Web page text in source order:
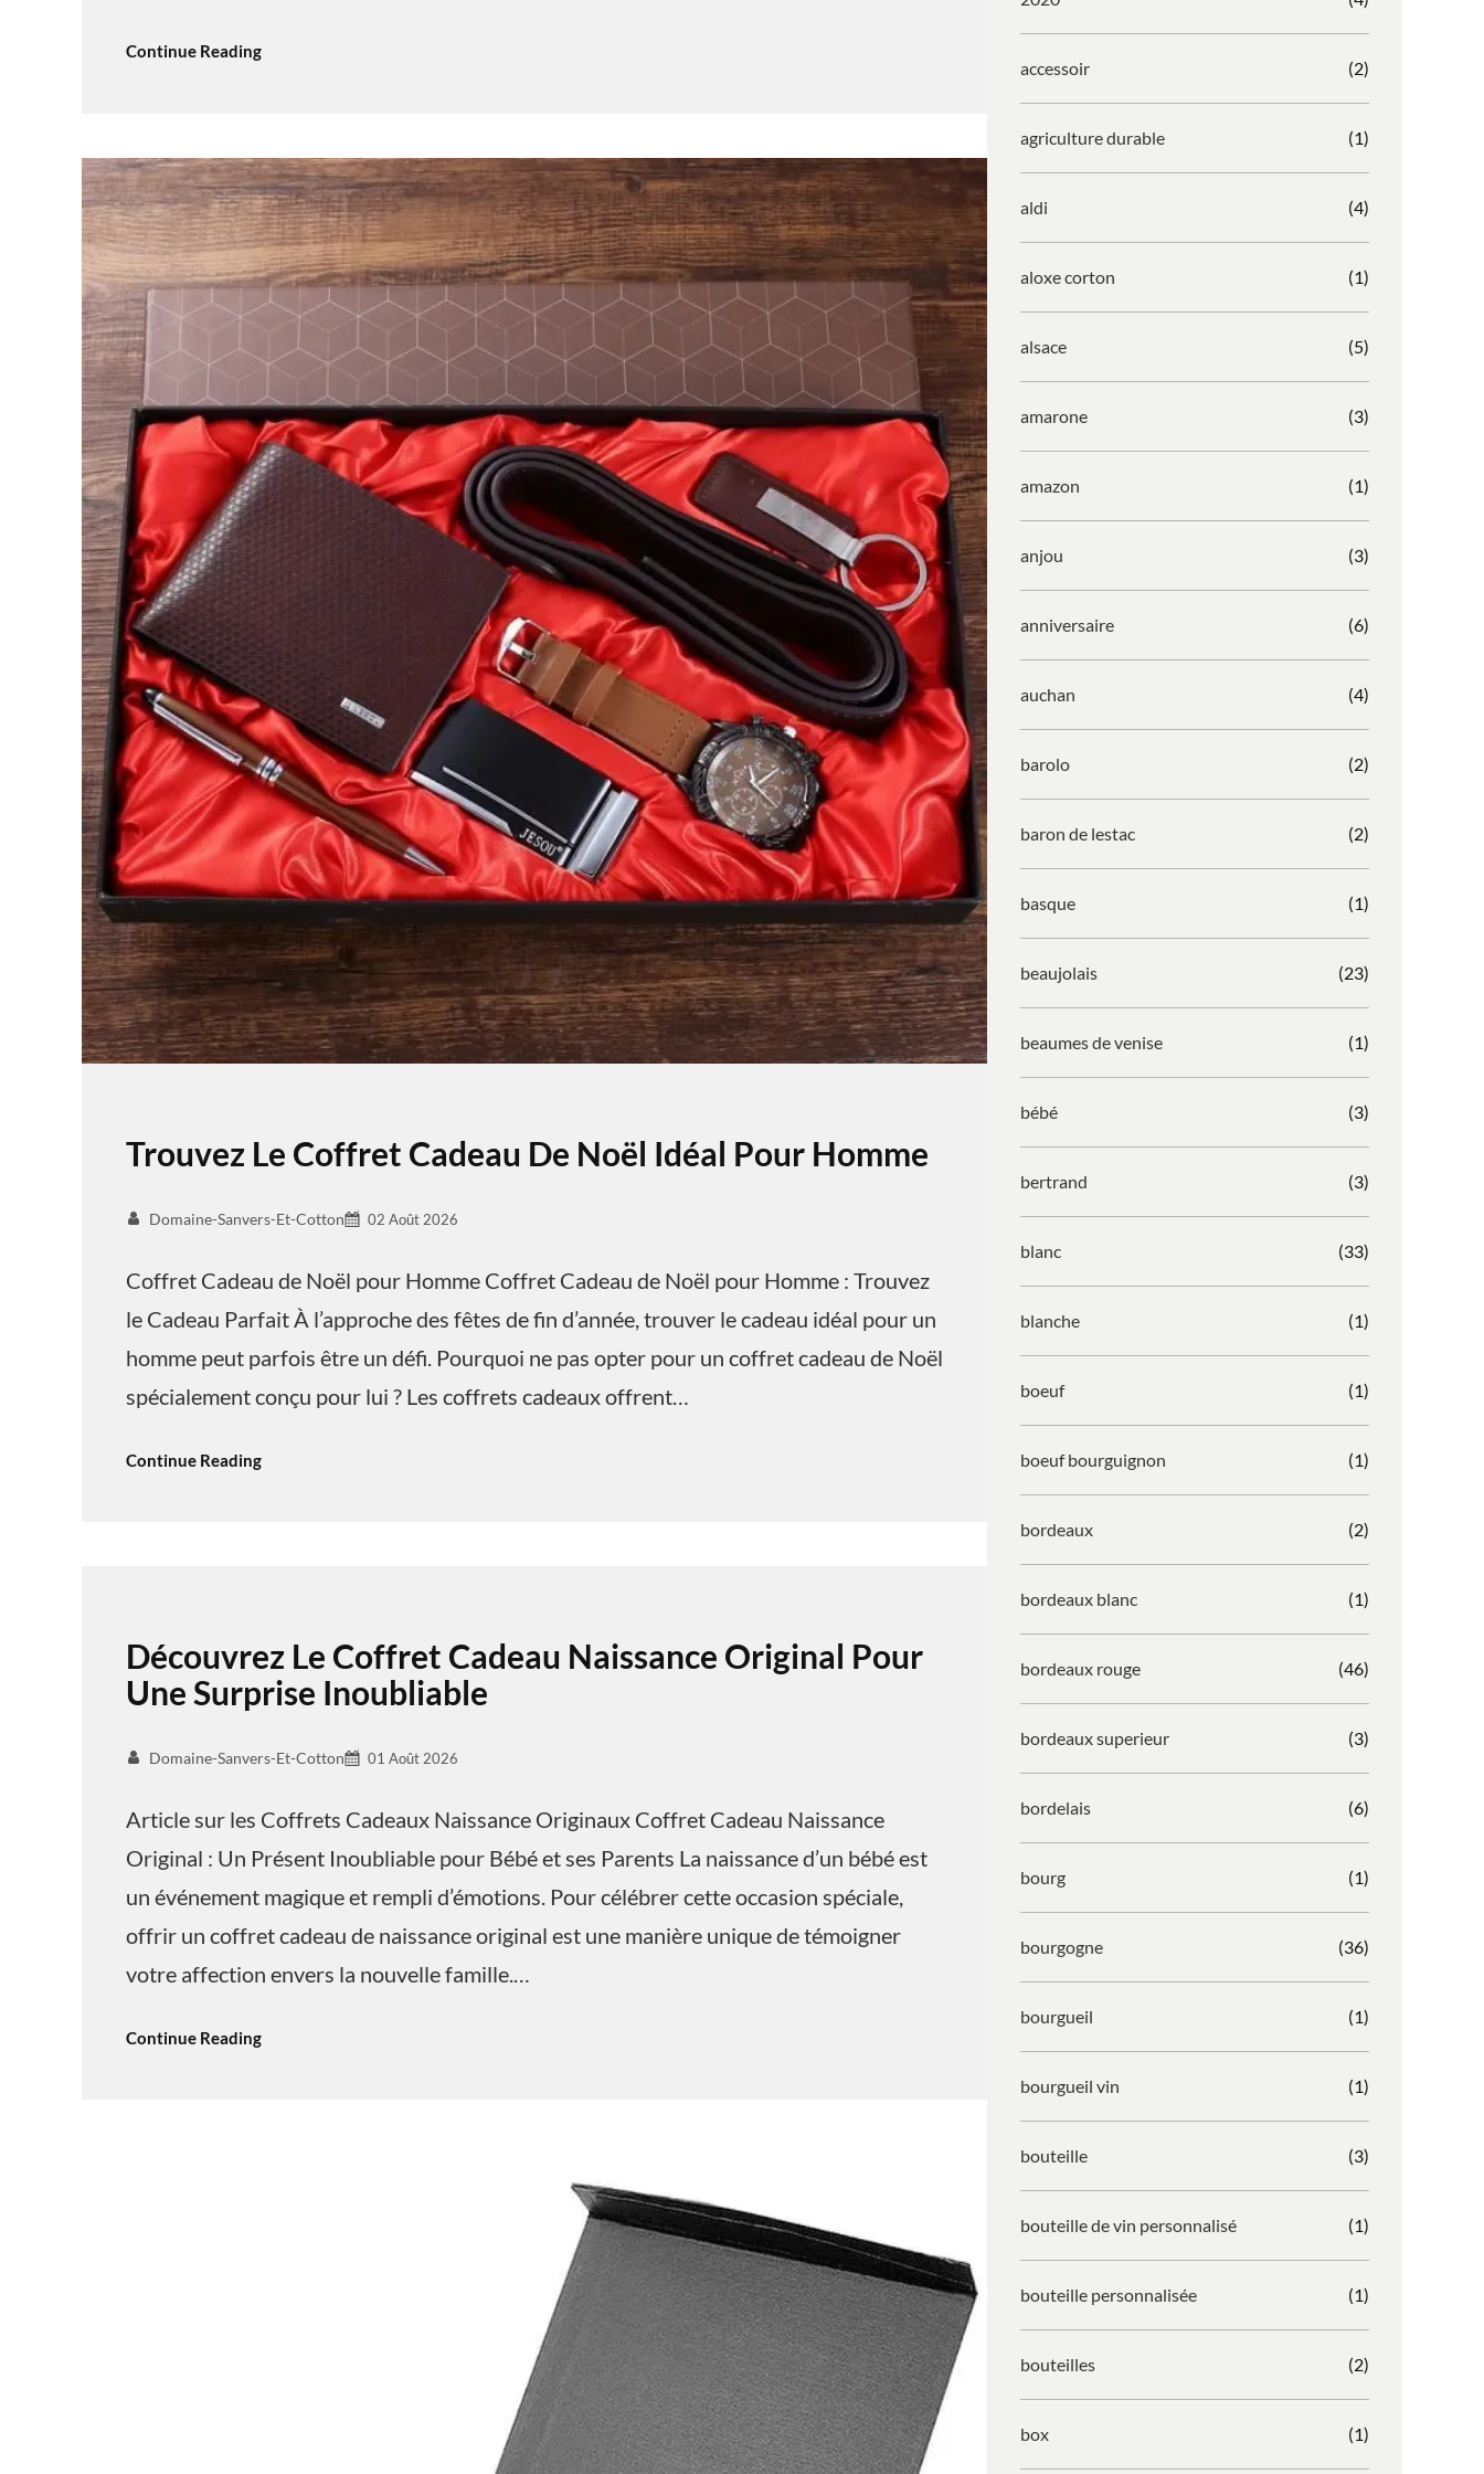
Continue Reading
Trouvez Le Coffret Cadeau De Noël Idéal Pour Homme
Domaine-Sanvers-Et-Cotton 02 Août 2026
Coffret Cadeau de Noël pour Homme Coffret Cadeau de Noël pour Homme : Trouvez
le Cadeau Parfait À l’approche des fêtes de fin d’année, trouver le cadeau idéal pour un
homme peut parfois être un défi. Pourquoi ne pas opter pour un coffret cadeau de Noël
spécialement conçu pour lui ? Les coffrets cadeaux offrent…
Continue Reading
Découvrez Le Coffret Cadeau Naissance Original Pour
Une Surprise Inoubliable
Domaine-Sanvers-Et-Cotton 01 Août 2026
Article sur les Coffrets Cadeaux Naissance Originaux Coffret Cadeau Naissance
Original : Un Présent Inoubliable pour Bébé et ses Parents La naissance d’un bébé est
un événement magique et rempli d’émotions. Pour célébrer cette occasion spéciale,
offrir un coffret cadeau de naissance original est une manière unique de témoigner
votre affection envers la nouvelle famille.…
Continue Reading
accessoir (2)
agriculture durable (1)
aldi (4)
aloxe corton (1)
alsace (5)
amarone (3)
amazon (1)
anjou (3)
anniversaire (6)
auchan (4)
barolo (2)
baron de lestac (2)
basque (1)
beaujolais (23)
beaumes de venise (1)
bébé (3)
bertrand (3)
blanc (33)
blanche (1)
boeuf (1)
boeuf bourguignon (1)
bordeaux (2)
bordeaux blanc (1)
bordeaux rouge (46)
bordeaux superieur (3)
bordelais (6)
bourg (1)
bourgogne (36)
bourgueil (1)
bourgueil vin (1)
bouteille (3)
bouteille de vin personnalisé (1)
bouteille personnalisée (1)
bouteilles (2)
box (1)